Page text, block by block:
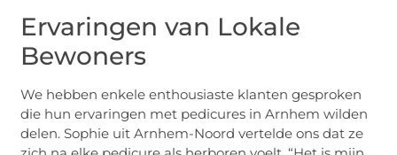
Ervaringen van Lokale
Bewoners
We hebben enkele enthousiaste klanten gesproken
die hun ervaringen met pedicures in Arnhem wilden
delen. Sophie uit Arnhem-Noord vertelde ons dat ze